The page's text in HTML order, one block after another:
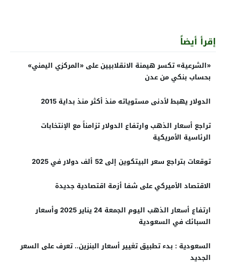
إقرأ أيضاً
«الشرعية» تكسر هيمنة الانقلابيين على «المركزي اليمني»
بحساب بنكي من عدن
الدولار يهبط لأدنى مستوياته منذ أكثر منذ بداية 2015
تراجع أسعار الذهب وارتفاع الدولار تزامناً مع الإنتخابات
الرئاسية الأمريكية
توقعات بتراجع سعر البيتكوين إلى 52 ألف دولار في 2025
الاقتصاد الأميركي على شفا أزمة اقتصادية جديدة
ارتفاع أسعار الذهب اليوم الجمعة 24 يناير 2025 وأسعار
السبائك في السعودية
السعودية : بدء تطبيق تغيير أسعار البنزين.. تعرف على السعر
الجديد